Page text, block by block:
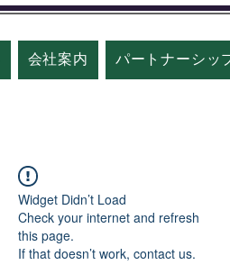
会社案内 パートナーシッ
Widget Didn’t Load
Check your internet and refresh
this page.
If that doesn’t work, contact us.